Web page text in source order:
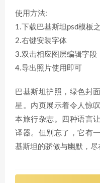
使用方法:
1.下载巴基斯坦psd模板
2.右键安装字体
3.双击相应图层编辑字段
4.导出照片使用即可
巴基斯坦护照，绿色封
星。内页展示着令人惊
本旅行杂志。四种语言
译器。但别忘了，它有
基斯坦的骄傲与幽默，尽